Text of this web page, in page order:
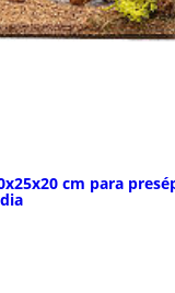
cm para